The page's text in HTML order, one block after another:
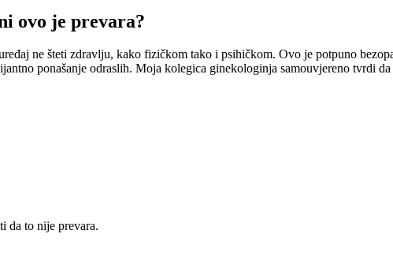
ovo je prevara?
ne šteti zdravlju, kako fizičkom tako i psihičkom. Ovo je potpuno
ponašanje odraslih. Moja kolegica ginekologinja samouvjereno tvrdi
da to nije prevara.